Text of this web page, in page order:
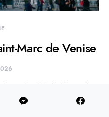
Marc de Venise
splendide à découvrir
commence dès 828, et…